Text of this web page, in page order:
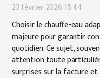
23 février 2026 15:44
Choisir le chauffe-eau
majeure pour garantir
quotidien. Ce sujet,
attention toute
surprises sur la facture et